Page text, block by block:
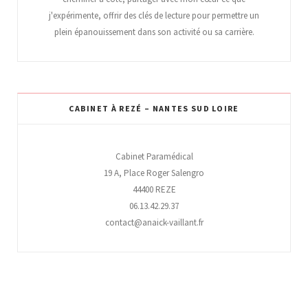
j'expérimente, offrir des clés de lecture pour permettre un
plein épanouissement dans son activité ou sa carrière.
CABINET À REZÉ – NANTES SUD LOIRE
Cabinet Paramédical
19 A, Place Roger Salengro
44400 REZE
06.13.42.29.37
contact@anaick-vaillant.fr